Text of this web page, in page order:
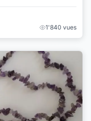
1'840 vues